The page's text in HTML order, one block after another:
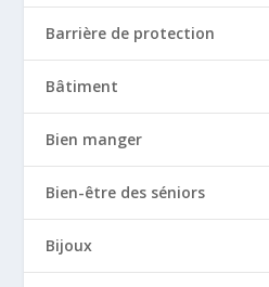
Barrière de protection
Bâtiment
Bien manger
Bien-être des séniors
Bijoux